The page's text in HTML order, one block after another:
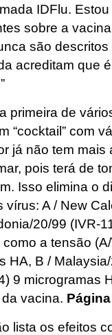
IDFlu.
sobre a
são
acreditam que
primeira de
“cocktail” com
já não tem
pois terá de
Isso elimina o
A / New
20/99 (IVR-
a tensão
HA, B /
9 microgramas
vacina.
lista os efeitos